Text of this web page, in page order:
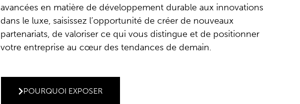
avancées en matière de développement durable aux innovations
dans le luxe, saisissez l’opportunité de créer de nouveaux
partenariats, de valoriser ce qui vous distingue et de positionner
votre entreprise au cœur des tendances de demain.
POURQUOI EXPOSER